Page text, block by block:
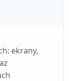
ekrany,